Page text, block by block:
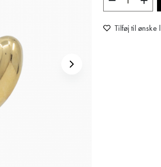
Tilføj til ønske